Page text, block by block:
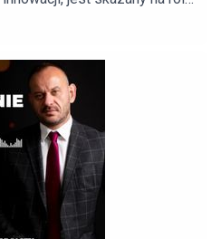
Na to pytanie odpowiada
prezes Nevomo, w
Glonkiem dla
w
prestiżowej nagrody
zamiast entuzjastycznej
przegrywa w
Według niego
przedsiębiorców, ale ich